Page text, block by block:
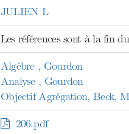
JULIEN L
Les références sont à la fin
Algèbre , Gourdon
Analyse , Gourdon
Objectif Agrégation, Beck,
206.pdf